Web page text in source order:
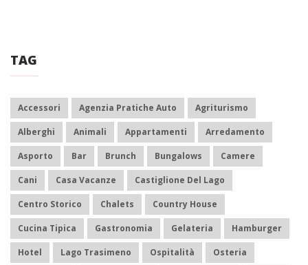
TAG
Accessori Agenzia Pratiche Auto Agriturismo
Alberghi Animali Appartamenti Arredamento
Asporto Bar Brunch Bungalows Camere
Cani Casa Vacanze Castiglione Del Lago
Centro Storico Chalets Country House
Cucina Tipica Gastronomia Gelateria Hamburger
Hotel Lago Trasimeno Ospitalità Osteria